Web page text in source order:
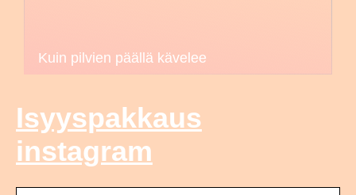
Kuin pilvien päällä kävelee
Isyyspakkaus
instagram